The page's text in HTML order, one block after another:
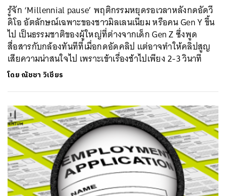
รู้จัก ‘Millennial pause’ พฤติกรรมหยุดรอเวลาหลังกดอัดวี
ดิโอ อัตลักษณ์เฉพาะของชาวมิลเลนเนียม หรือคน Gen Y ขึ้น
ไป เป็นธรรมชาติของผู้ใหญ่ที่ต่างจากเด็ก Gen Z ซึ่งพูด
สื่อสารกับกล้องทันทีที่เมื่อกดอัดคลิป แต่อาจทำให้คลิปสูญ
เสียความน่าสนใจไป เพราะเข้าเรื่องช้าไปเพียง 2-3 วินาที
โดย ณัชชา วิเชียร
ค้นหา
SHARE